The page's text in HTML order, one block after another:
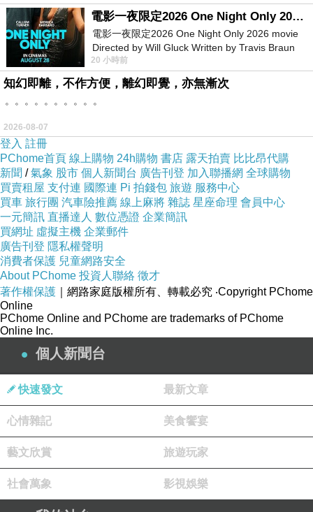
四分鐘內極
速完成打氣
專利最低燥
電影一夜限定2026 One Night Only 2026 movie
電影一夜限定2026 One Night Only 2026 movie
Directed by Will Gluck Written by Travis Braun
Starring Monica Barbaro
20 小時前
知幻即離，不作方便，離幻即覺，亦無漸次
。。。。。。。。。。
2026-08-07
登入 註冊
PChome首頁 線上購物 24h購物 書店 露天拍賣 比比昂代購
新聞 /氣象 股市 個人新聞台 廣告刊登 加入聯播網 全球購物
買賣租屋 支付連 國際連 Pi 拍錢包 旅遊 服務中心
買車 旅行團 汽車險推薦 線上麻將 雜誌 星座命理 會員中心
一元簡訊 直播達人 數位憑證 企業簡訊
買網址 虛擬主機 企業郵件
廣告刊登 隱私權聲明
消費者保護 兒童網路安全
About PChome 投資人聯絡 徵才
著作權保護 ｜網路家庭版權所有、轉載必究 ‧Copyright PChome
Online
PChome Online and PChome are trademarks of PChome
Online Inc.
個人新聞台
快速發文 最新文章
心情雜記 美食饗宴
藝文欣賞 旅遊玩家
社會萬象 影視娛樂